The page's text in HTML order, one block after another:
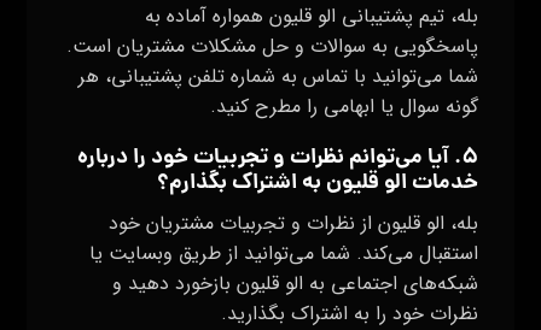
بله، تیم پشتیبانی الو قلیون همواره آماده به
پاسخگویی به سوالات و حل مشکلات مشتریان است.
شما می‌توانید با تماس به شماره تلفن پشتیبانی، هر
گونه سوال یا ابهامی را مطرح کنید.
۵. آیا می‌توانم نظرات و تجربیات خود را درباره
خدمات الو قلیون به اشتراک بگذارم؟
بله، الو قلیون از نظرات و تجربیات مشتریان خود
استقبال می‌کند. شما می‌توانید از طریق وبسایت یا
شبکه‌های اجتماعی به الو قلیون بازخورد دهید و
نظرات خود را به اشتراک بگذارید.